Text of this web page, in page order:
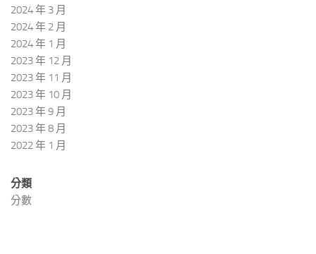
2024 年 3 月
2024 年 2 月
2024 年 1 月
2023 年 12 月
2023 年 11 月
2023 年 10 月
2023 年 9 月
2023 年 8 月
2022 年 1 月
分類
分數